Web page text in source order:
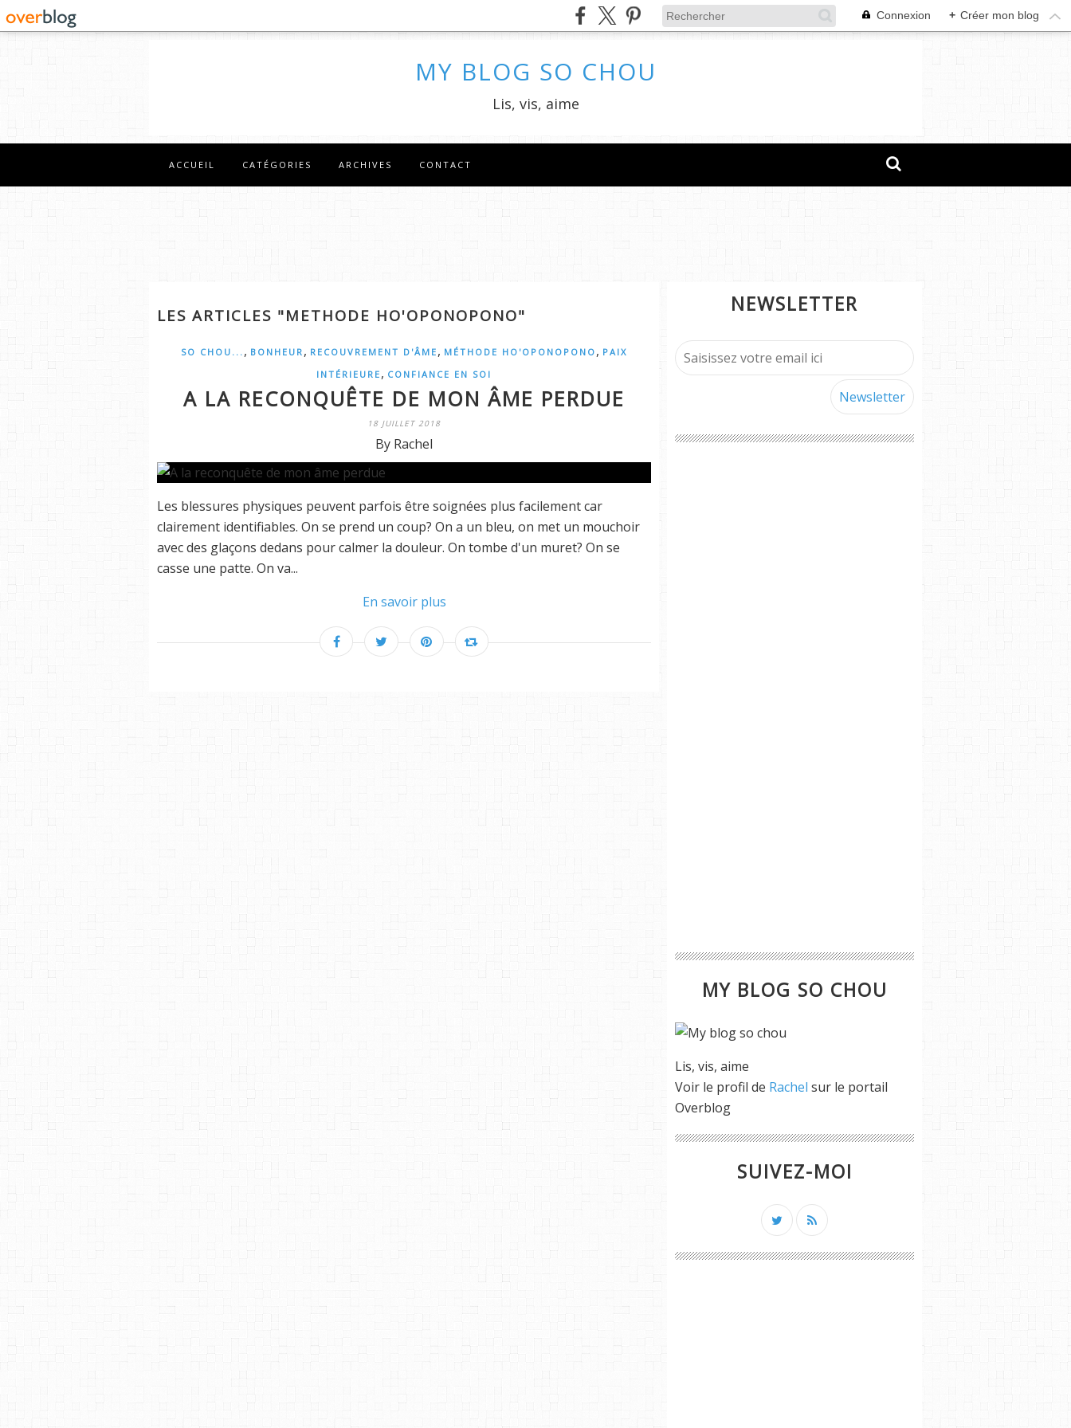
Connexion + Créer mon blog
MY BLOG SO CHOU
Lis, vis, aime
ACCUEIL CATÉGORIES ARCHIVES CONTACT
LES ARTICLES "METHODE HO'OPONOPONO"
SO CHOU... , BONHEUR , RECOUVREMENT D'ÂME , MÉTHODE HO'OPONOPONO , PAIX
INTÉRIEURE , CONFIANCE EN SOI
A LA RECONQUÊTE DE MON ÂME PERDUE
18 JUILLET 2018
By Rachel
Les blessures physiques peuvent parfois être soignées plus facilement car
clairement identifiables. On se prend un coup? On a un bleu, on met un mouchoir
avec des glaçons dedans pour calmer la douleur. On tombe d'un muret? On se
casse une patte. On va...
En savoir plus
NEWSLETTER
MY BLOG SO CHOU
Lis, vis, aime
Voir le profil de Rachel sur le portail
Overblog
SUIVEZ-MOI